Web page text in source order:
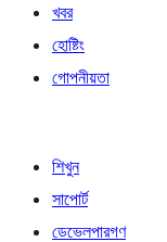
খবর
হোষ্টিং
গোপনীয়তা
শিখুন
সাপোর্ট
ডেভেলপারগণ